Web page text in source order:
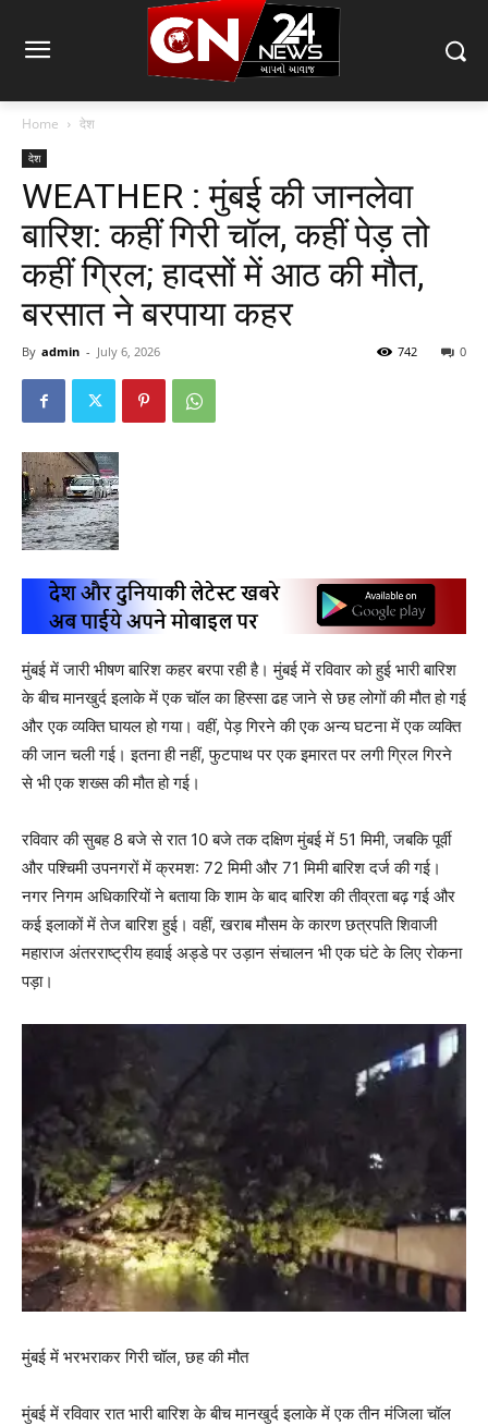
Home देश
देश
WEATHER : मुंबई की जानलेवा
बारिश: कहीं गिरी चॉल, कहीं पेड़ तो
कहीं ग्रिल; हादसों में आठ की मौत,
बरसात ने बरपाया कहर
By admin - July 6, 2026 0
742
मुंबई में जारी भीषण बारिश कहर बरपा रही है। मुंबई में रविवार को हुई भारी बारिश
के बीच मानखुर्द इलाके में एक चॉल का हिस्सा ढह जाने से छह लोगों की मौत हो गई
और एक व्यक्ति घायल हो गया। वहीं, पेड़ गिरने की एक अन्य घटना में एक व्यक्ति
की जान चली गई। इतना ही नहीं, फुटपाथ पर एक इमारत पर लगी ग्रिल गिरने
से भी एक शख्स की मौत हो गई।
रविवार की सुबह 8 बजे से रात 10 बजे तक दक्षिण मुंबई में 51 मिमी, जबकि पूर्वी
और पश्चिमी उपनगरों में क्रमश: 72 मिमी और 71 मिमी बारिश दर्ज की गई।
नगर निगम अधिकारियों ने बताया कि शाम के बाद बारिश की तीव्रता बढ़ गई और
कई इलाकों में तेज बारिश हुई। वहीं, खराब मौसम के कारण छत्रपति शिवाजी
महाराज अंतरराष्ट्रीय हवाई अड्डे पर उड़ान संचालन भी एक घंटे के लिए रोकना
पड़ा।
मुंबई में भरभराकर गिरी चॉल, छह की मौत
मुंबई में रविवार रात भारी बारिश के बीच मानखुर्द इलाके में एक तीन मंजिला चॉल